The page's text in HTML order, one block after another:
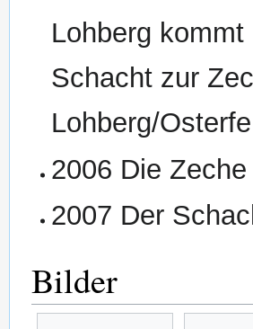
Lohberg kommt
Schacht zur
Lohberg/
2006 Die
2007 Der
Bilder